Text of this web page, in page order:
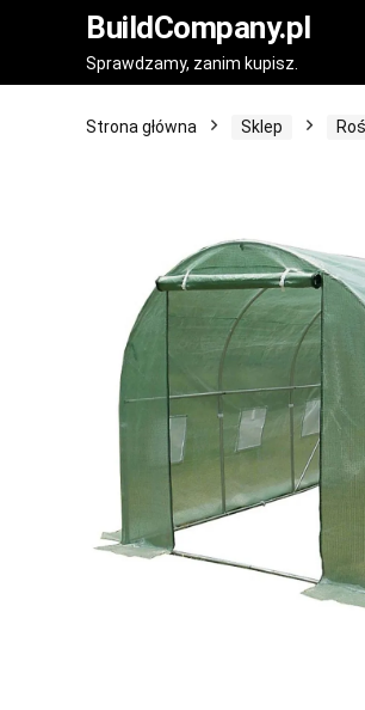
BuildCompany.pl
Sprawdzamy, zanim kupisz.
Strona główna Sklep